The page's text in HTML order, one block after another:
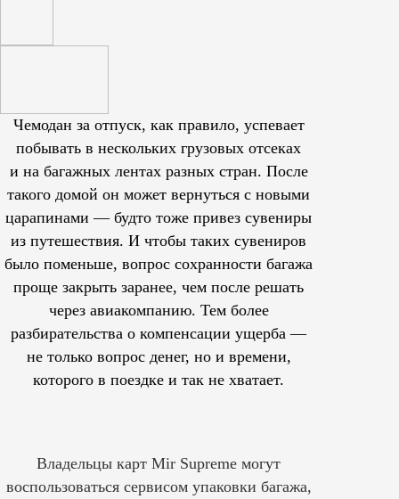
Чемодан за отпуск, как правило, успевает
побывать в нескольких грузовых отсеках
и на багажных лентах разных стран. После
такого домой он может вернуться с новыми
царапинами — будто тоже привез сувениры
из путешествия. И чтобы таких сувениров
было поменьше, вопрос сохранности багажа
проще закрыть заранее, чем после решать
через авиакомпанию. Тем более
разбирательства о компенсации ущерба —
не только вопрос денег, но и времени,
которого в поездке и так не хватает.
Владельцы карт Mir Supreme могут
воспользоваться сервисом упаковки багажа,